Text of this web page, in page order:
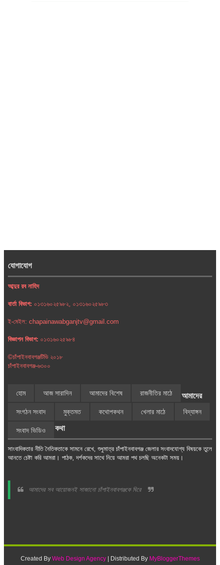
যোগাযোগ
আব্দুর রব নাহিদ
বার্তা বিভাগ: ০১৩১৬০২৫৯৮২, ০১৩১৬০২৫৯৮৩
ই-মেইল: chapainawabganjtv@gmail.com
বিজ্ঞাপন বিভাগ: ০১৩১৬০২৫৯৮৪
©চাঁপাইনবাবগঞ্জটিভি ২০১৮
চাঁপাইনবাবগঞ্জ-৬৩০০
হোম আজ সারাদিন আমাদের বিশেষ রাজনীতির মাঠে
সংগঠন সংবাদ মুক্তমত কথোপকথন খেলার মাঠে বিদ্যাঙ্গন
সংবাদ ভিডিও
আমাদের
কথা
সাংবাদিকতার নীতি নৈতিকতাকে সামনে রেখে, শুধুমাত্র চাঁপাইনবাবগঞ্জ জেলার সংবাদযোগ্য বিষয়কে তুলে
আনতে চেষ্টা করি আমরা। পাঠক, দর্শকদের সাথে নিয়ে আমরা পথ চলছি অনেকটা সময়।
আমাদের সব আয়োজনই সাজানো চাঁপাইনবাবগঞ্জকে ঘিরে
Created By Web Design Agency| Distributed By MyBloggerThemes